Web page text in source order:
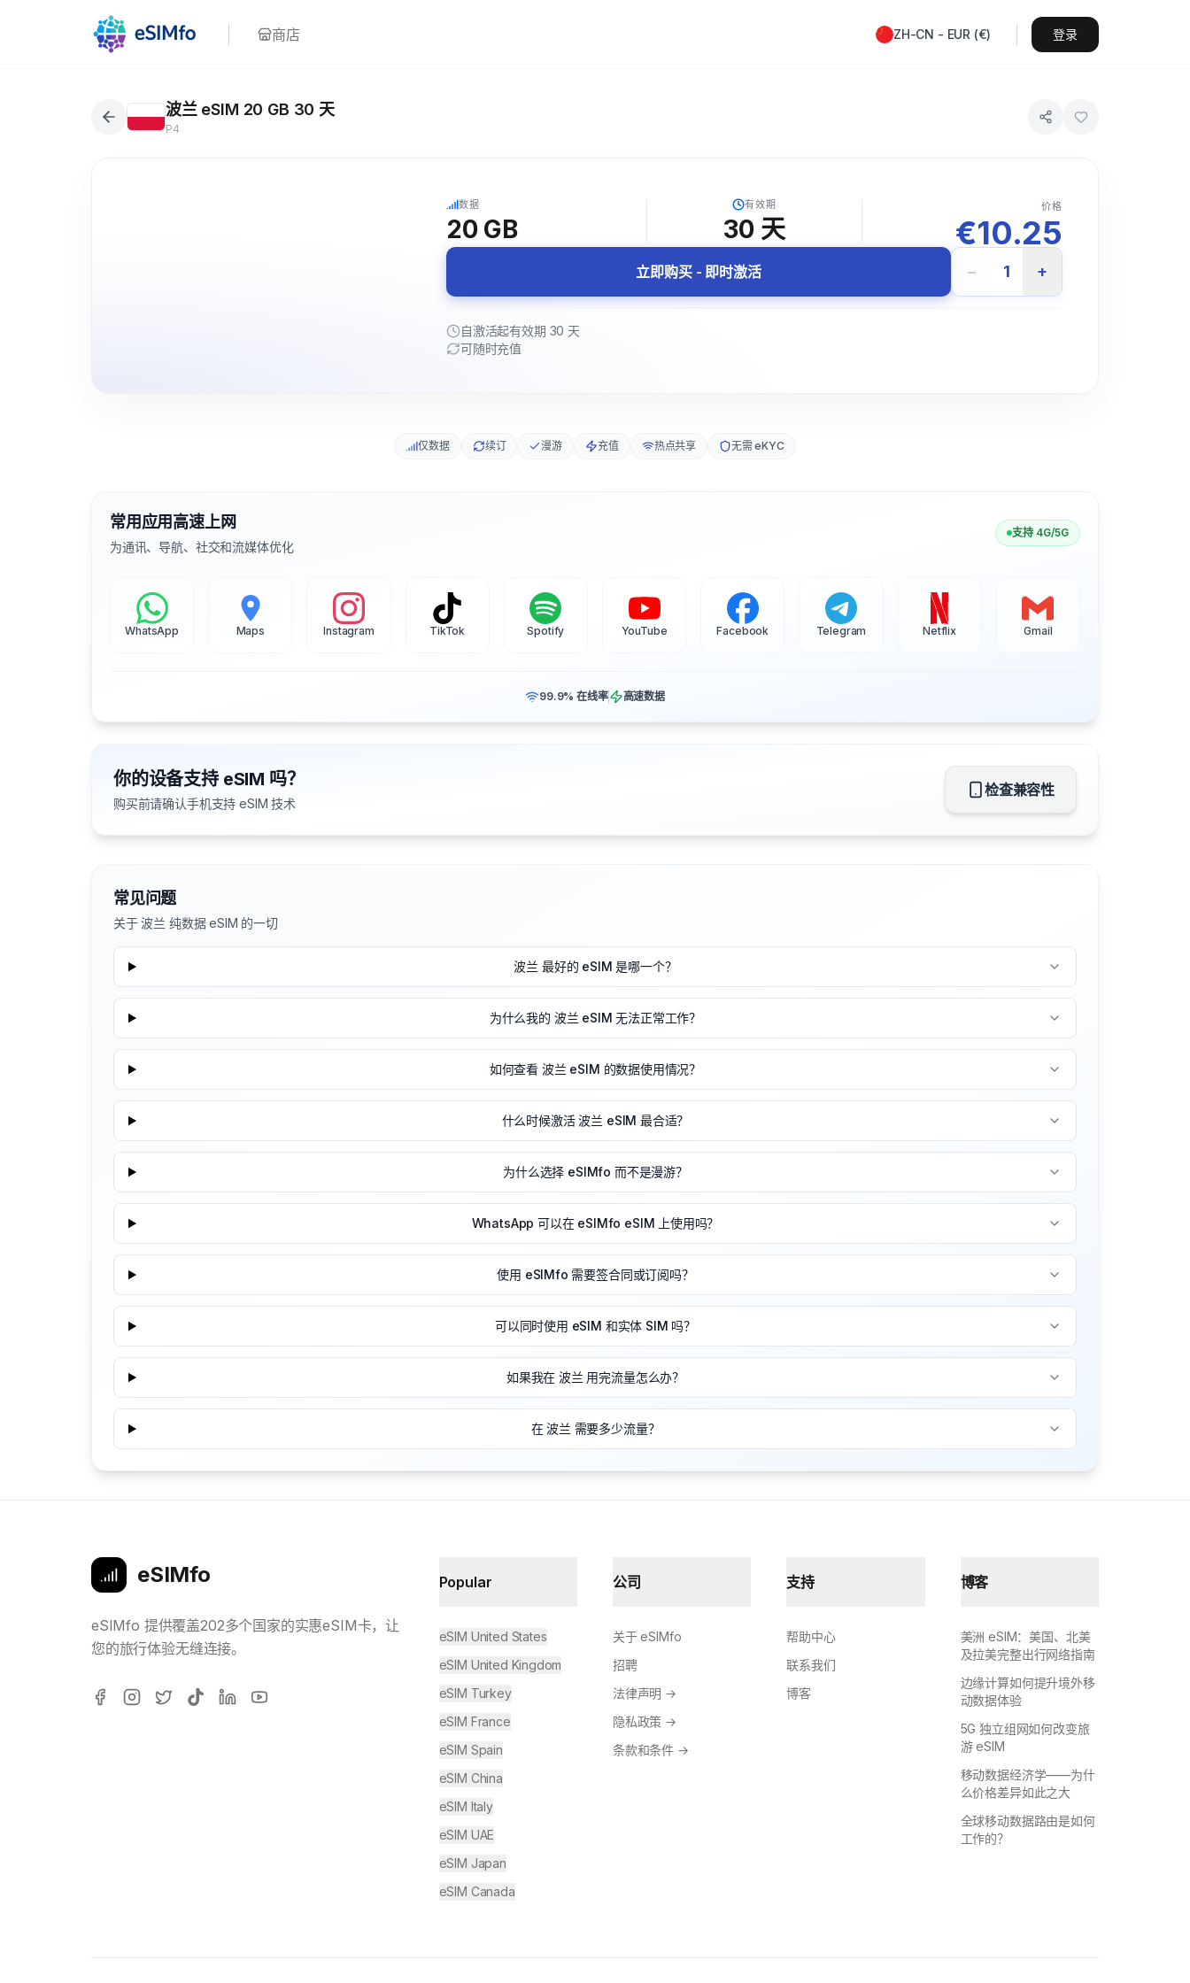
商店 ZH-CN - EUR (€) 登录
波兰 eSIM 20 GB 30 天
P4
数据
20 GB
有效期
30 天
价格
€10.25
立即购买 - 即时激活 − 1 +
自激活起有效期 30 天
可随时充值
仅数据 续订 漫游 充值 热点共享 无需 eKYC
常用应用高速上网
为通讯、导航、社交和流媒体优化
支持 4G/5G
WhatsApp Maps Instagram TikTok Spotify YouTube Facebook Telegram Netflix Gmail
99.9% 在线率 高速数据
你的设备支持 eSIM 吗？
购买前请确认手机支持 eSIM 技术
检查兼容性
常见问题
关于 波兰 纯数据 eSIM 的一切
波兰 最好的 eSIM 是哪一个？
为什么我的 波兰 eSIM 无法正常工作？
如何查看 波兰 eSIM 的数据使用情况？
什么时候激活 波兰 eSIM 最合适？
为什么选择 eSIMfo 而不是漫游？
WhatsApp 可以在 eSIMfo eSIM 上使用吗？
使用 eSIMfo 需要签合同或订阅吗？
可以同时使用 eSIM 和实体 SIM 吗？
如果我在 波兰 用完流量怎么办？
在 波兰 需要多少流量？
eSIMfo
eSIMfo 提供覆盖202多个国家的实惠eSIM卡，让
您的旅行体验无缝连接。
Popular
eSIM United States
eSIM United Kingdom
eSIM Turkey
eSIM France
eSIM Spain
eSIM China
eSIM Italy
eSIM UAE
eSIM Japan
eSIM Canada
公司
关于 eSIMfo
招聘
法律声明 →
隐私政策 →
条款和条件 →
支持
帮助中心
联系我们
博客
博客
美洲 eSIM：美国、北美
及拉美完整出行网络指南
边缘计算如何提升境外移
动数据体验
5G 独立组网如何改变旅
游 eSIM
移动数据经济学——为什
么价格差异如此之大
全球移动数据路由是如何
工作的？